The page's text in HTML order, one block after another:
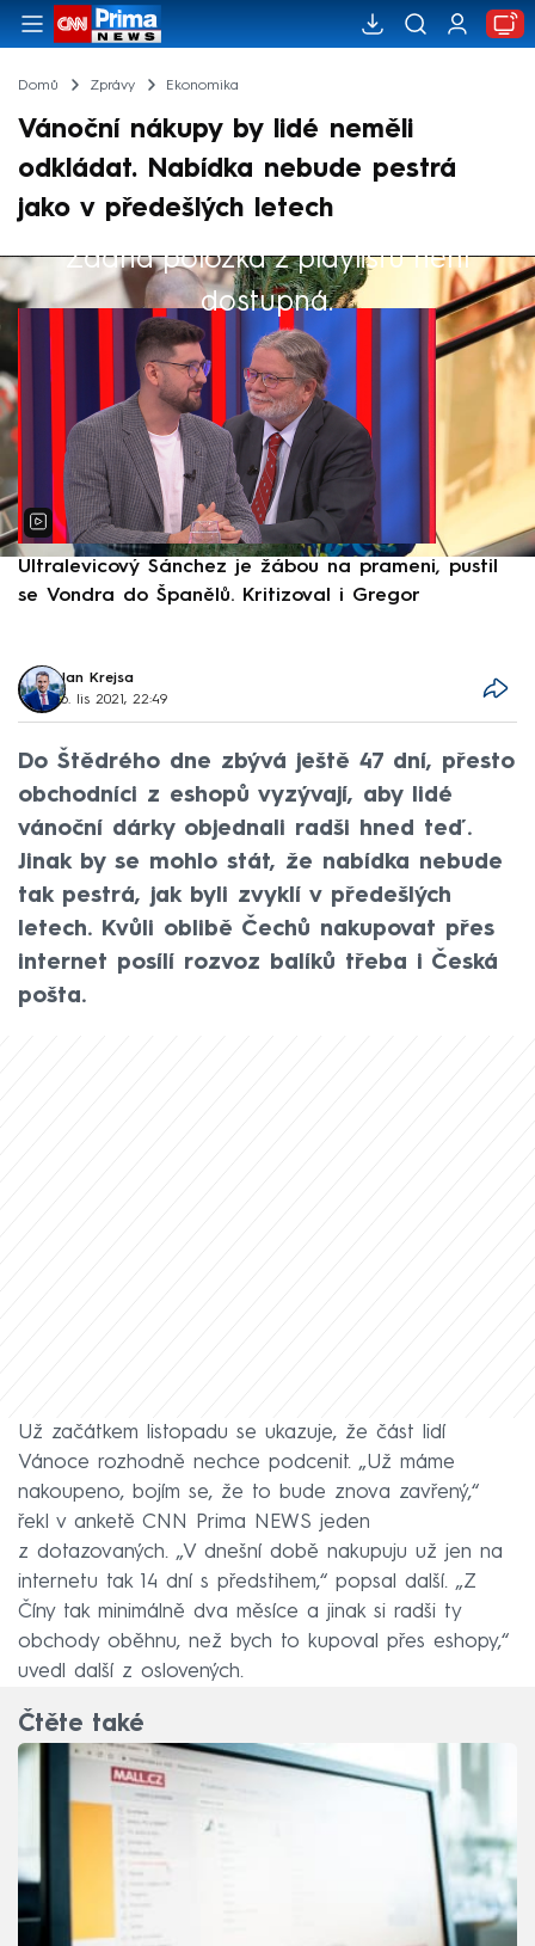
Domů Zprávy Ekonomika
Vánoční nákupy by lidé neměli
odkládat. Nabídka nebude pestrá
jako v předešlých letech
Žádná položka z playlistu není
dostupná.
Výběr redakce
Ultralevicový Sánchez je žábou na prameni, pustil
se Vondra do Španělů. Kritizoval i Gregor
Jan Krejsa
6. lis 2021, 22:49
Do Štědrého dne zbývá ještě 47 dní, přesto
obchodníci z eshopů vyzývají, aby lidé
vánoční dárky objednali radši hned teď.
Jinak by se mohlo stát, že nabídka nebude
tak pestrá, jak byli zvyklí v předešlých
letech. Kvůli oblibě Čechů nakupovat přes
internet posílí rozvoz balíků třeba i Česká
pošta.
Už začátkem listopadu se ukazuje, že část lidí
Vánoce rozhodně nechce podcenit. „Už máme
nakoupeno, bojím se, že to bude znova zavřený,“
řekl v anketě CNN Prima NEWS jeden
z dotazovaných. „V dnešní době nakupuju už jen na
internetu tak 14 dní s předstihem,“ popsal další. „Z
Číny tak minimálně dva měsíce a jinak si radši ty
obchody oběhnu, než bych to kupoval přes eshopy,“
uvedl další z oslovených.
Čtěte také